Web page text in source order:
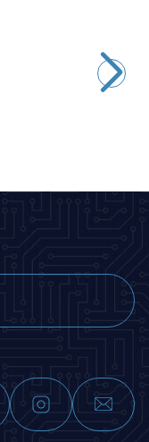
0.08-0.5 mm2